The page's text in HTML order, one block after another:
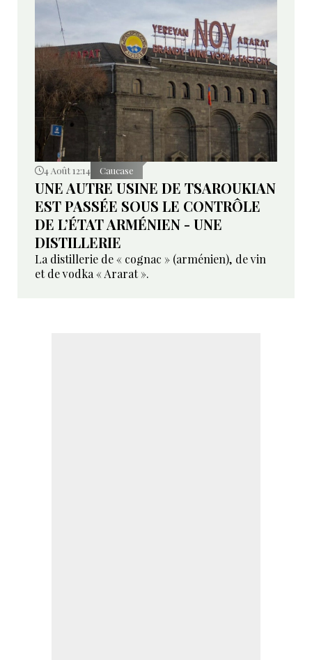
4 Août 12:14 Caucase
UNE AUTRE USINE DE TSAROUKIAN
EST PASSÉE SOUS LE CONTRÔLE
DE L’ÉTAT ARMÉNIEN - UNE
DISTILLERIE
La distillerie de « cognac » (arménien), de vin
et de vodka « Ararat ».